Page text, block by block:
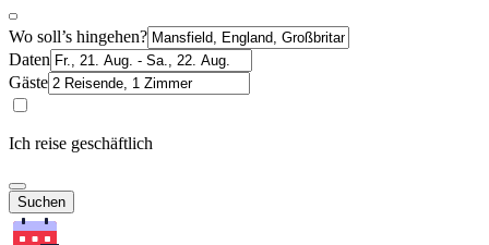
Wo soll’s hingehen?
Daten
Gäste
Ich reise geschäftlich
Suchen